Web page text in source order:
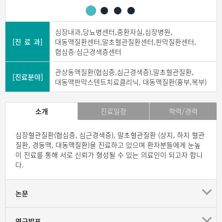
[진 료 과]
심장내과,당뇨병센터,중환자실,심장병원,
대동맥질환센터,말초혈관질환센터,판막질환센터,
협심증·심근경색증센터
[진료분야]
관상동맥질환(협심증,심근경색증),말초혈관질환,
대동맥판막스텐트치료클리닉, 대동맥질환(흉부,복부)
소개 진료일정 학력/경력
심장혈관질환(협심증, 심근경색증), 말초혈관질환 (상지, 하지 혈관
질환, 경동맥, 대동맥질환)을 진료하고 있으며 환자분들에게 눈높
이 진료를 통해 서로 신뢰가 형성될 수 있는 의료인이 되고자 합니
다.
논문